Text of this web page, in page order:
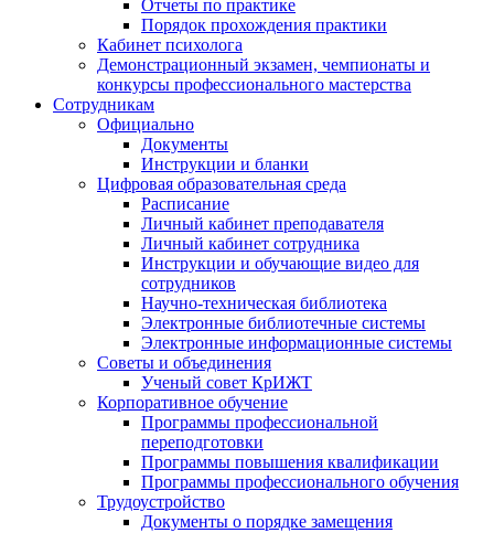
Отчеты по практике
Порядок прохождения практики
Кабинет психолога
Демонстрационный экзамен, чемпионаты и
конкурсы профессионального мастерства
Сотрудникам
Официально
Документы
Инструкции и бланки
Цифровая образовательная среда
Расписание
Личный кабинет преподавателя
Личный кабинет сотрудника
Инструкции и обучающие видео для
сотрудников
Научно-техническая библиотека
Электронные библиотечные системы
Электронные информационные системы
Советы и объединения
Ученый совет КрИЖТ
Корпоративное обучение
Программы профессиональной
переподготовки
Программы повышения квалификации
Программы профессионального обучения
Трудоустройство
Документы о порядке замещения